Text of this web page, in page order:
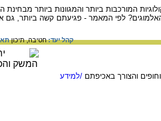
המורכבות ביותר והמגוונות ביותר מבחינת
לפי המאמר - פגיעתם קשה ביותר, גם
קהל יעד:חטיבה,תיכון
והצורך באכיפתם /למידע